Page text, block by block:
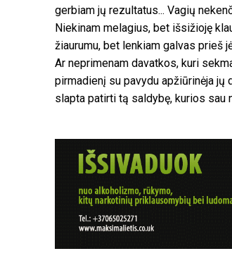
gerbiam jų rezultatus... Vagių
Niekinam melagius, bet išsižioję
žiaurumu, bet lenkiam galvas prieš
Ar neprimenam davatkos, kuri
pirmadienį su pavydu apžiūrinėja jų
slapta patirti tą saldybę, kurios